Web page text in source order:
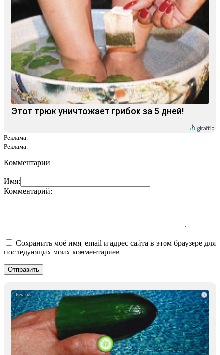
Этот трюк уничтожает грибок за 5 дней!
Реклама.
Реклама.
Комментарии
Имя:
Комментарий:
Сохранить моё имя, email и адрес сайта в этом браузере для
последующих моих комментариев.
i